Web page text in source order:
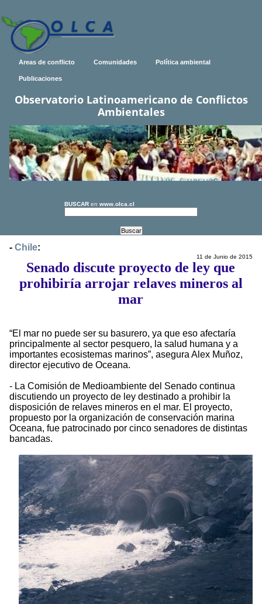
Areas de conflicto Comunidades Política ambiental
Publicaciones
Observatorio Latinoamericano de Conflictos
Ambientales
BUSCAR en www.olca.cl
- Chile:
11 de Junio de 2015
Senado discute proyecto de ley que
prohibiría arrojar relaves mineros al
mar
“El mar no puede ser su basurero, ya que eso afectaría
principalmente al sector pesquero, la salud humana y a
importantes ecosistemas marinos”, asegura Alex Muñoz,
director ejecutivo de Oceana.
- La Comisión de Medioambiente del Senado continua
discutiendo un proyecto de ley destinado a prohibir la
disposición de relaves mineros en el mar. El proyecto,
propuesto por la organización de conservación marina
Oceana, fue patrocinado por cinco senadores de distintas
bancadas.